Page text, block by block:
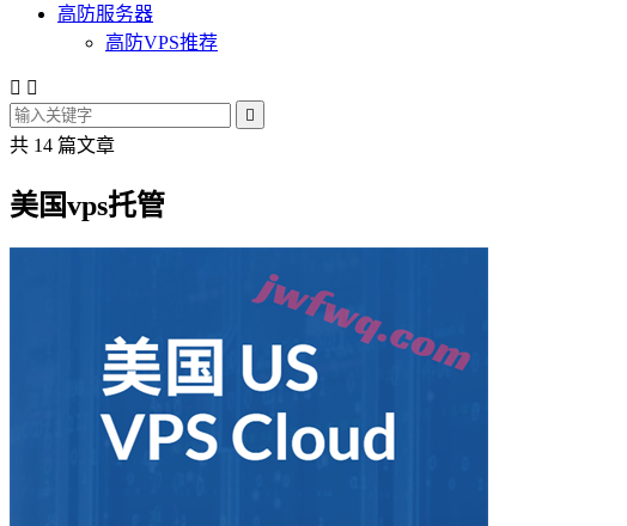
高防服务器
高防VPS推荐
 

共 14 篇文章
美国vps托管